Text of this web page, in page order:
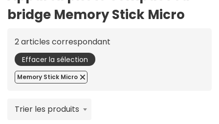
bridge Memory Stick Micro
2 articles correspondant
Effacer la sélection
Memory Stick Micro
Trier les produits